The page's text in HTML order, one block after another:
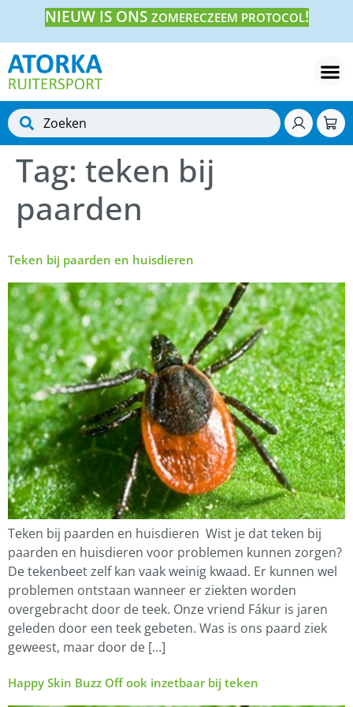
NIEUW IS ONS ZOMERECZEEM PROTOCOL!
Tag: teken bij
paarden
Teken bij paarden en huisdieren
Teken bij paarden en huisdieren Wist je dat teken bij
paarden en huisdieren voor problemen kunnen zorgen?
De tekenbeet zelf kan vaak weinig kwaad. Er kunnen wel
problemen ontstaan wanneer er ziekten worden
overgebracht door de teek. Onze vriend Fákur is jaren
geleden door een teek gebeten. Was is ons paard ziek
geweest, maar door de […]
Happy Skin Buzz Off ook inzetbaar bij teken